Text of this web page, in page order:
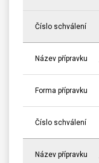
Číslo schválení
Název přípravku
Forma přípravku
Číslo schválení
Název přípravku